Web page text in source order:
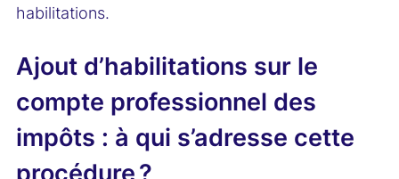
habilitations.
Ajout d’habilitations sur le
compte professionnel des
impôts : à qui s’adresse cette